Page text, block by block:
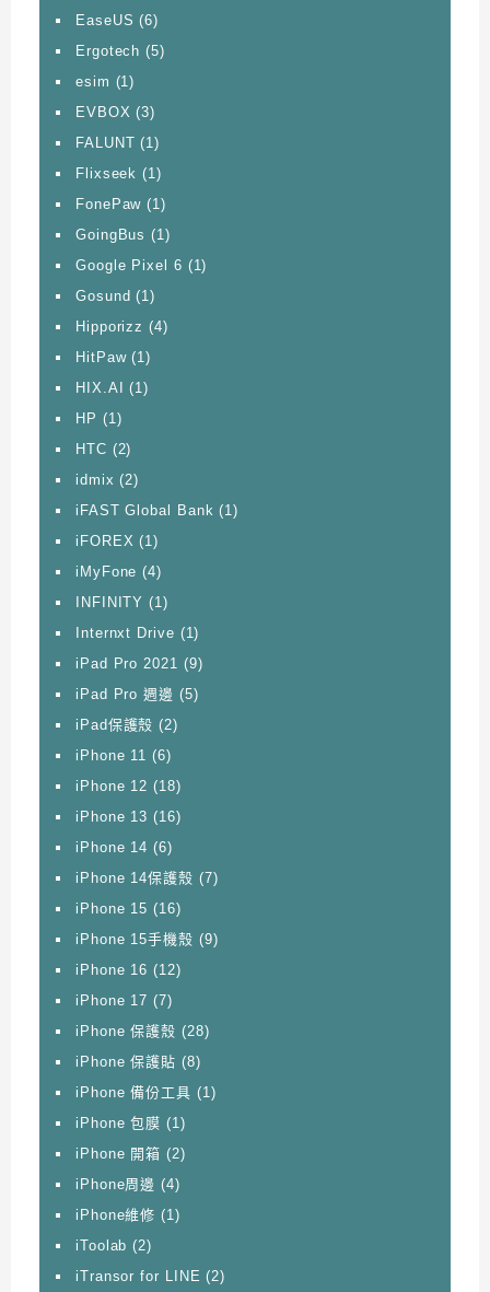
EaseUS (6)
Ergotech (5)
esim (1)
EVBOX (3)
FALUNT (1)
Flixseek (1)
FonePaw (1)
GoingBus (1)
Google Pixel 6 (1)
Gosund (1)
Hipporizz (4)
HitPaw(1)
HIX.AI
(1)
HP (1)
HTC (2)
idmix (2)
iFAST Global Bank (1)
iFOREX (1)
iMyFone (4)
INFINITY (1)
Internxt Drive (1)
iPad Pro 2021 (9)
iPad Pro 週邊 (5)
iPad保護殼 (2)
iPhone 11 (6)
iPhone 12 (18)
iPhone 13 (16)
iPhone 14 (6)
iPhone 14保護殼 (7)
iPhone 15 (16)
iPhone 15手機殼 (9)
iPhone 16 (12)
iPhone 17 (7)
iPhone 保護殼 (28)
iPhone 保護貼 (8)
iPhone 備份工具 (1)
iPhone 包膜 (1)
iPhone 開箱 (2)
iPhone周邊 (4)
iPhone維修 (1)
iToolab (2)
iTransor for LINE (2)